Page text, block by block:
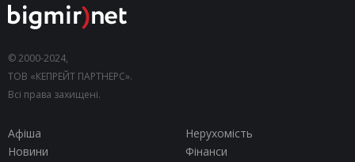
© 2000-2024,
ТОВ «КЕПРЕЙТ ПАРТНЕРС».
Всі права захищені.
Афіша
Нерухомість
Новини
Фінанси